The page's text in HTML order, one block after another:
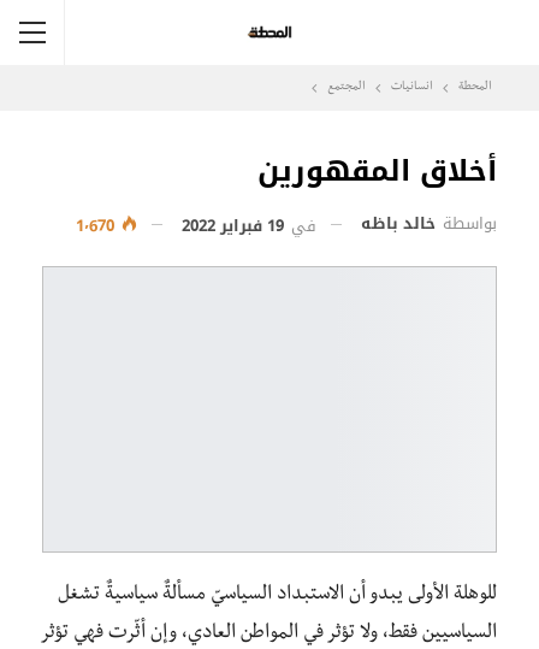
المحطة انسانيات المجتمع
أخلاق المقهورين
بواسطة خالد باظه في 19 فبراير 2022
للوهلة الأولى يبدو أن الاستبداد السياسيّ مسألةٌ سياسيةٌ تشغل
السياسيين فقط، ولا تؤثر في المواطن العادي، وإن أثّرت فهي تؤثر